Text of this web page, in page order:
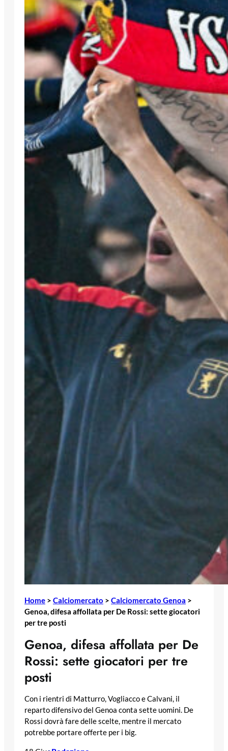
Home > Calciomercato > Calciomercato Genoa >
Genoa, difesa affollata per De Rossi: sette giocatori
per tre posti
Genoa, difesa affollata per De
Rossi: sette giocatori per tre
posti
Con i rientri di Matturro, Vogliacco e Calvani, il
reparto difensivo del Genoa conta sette uomini. De
Rossi dovrà fare delle scelte, mentre il mercato
potrebbe portare offerte per i big.